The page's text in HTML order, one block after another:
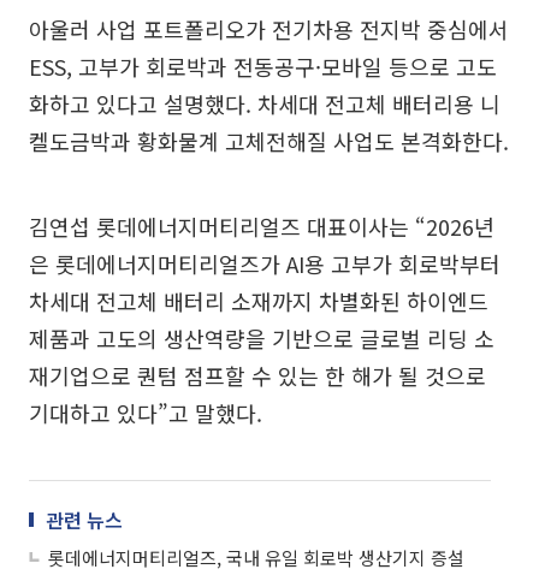
아울러 사업 포트폴리오가 전기차용 전지박 중심에서
ESS, 고부가 회로박과 전동공구·모바일 등으로 고도
화하고 있다고 설명했다. 차세대 전고체 배터리용 니
켈도금박과 황화물계 고체전해질 사업도 본격화한다.
김연섭 롯데에너지머티리얼즈 대표이사는 “2026년
은 롯데에너지머티리얼즈가 AI용 고부가 회로박부터
차세대 전고체 배터리 소재까지 차별화된 하이엔드
제품과 고도의 생산역량을 기반으로 글로벌 리딩 소
재기업으로 퀀텀 점프할 수 있는 한 해가 될 것으로
기대하고 있다”고 말했다.
관련 뉴스
롯데에너지머티리얼즈, 국내 유일 회로박 생산기지 증설